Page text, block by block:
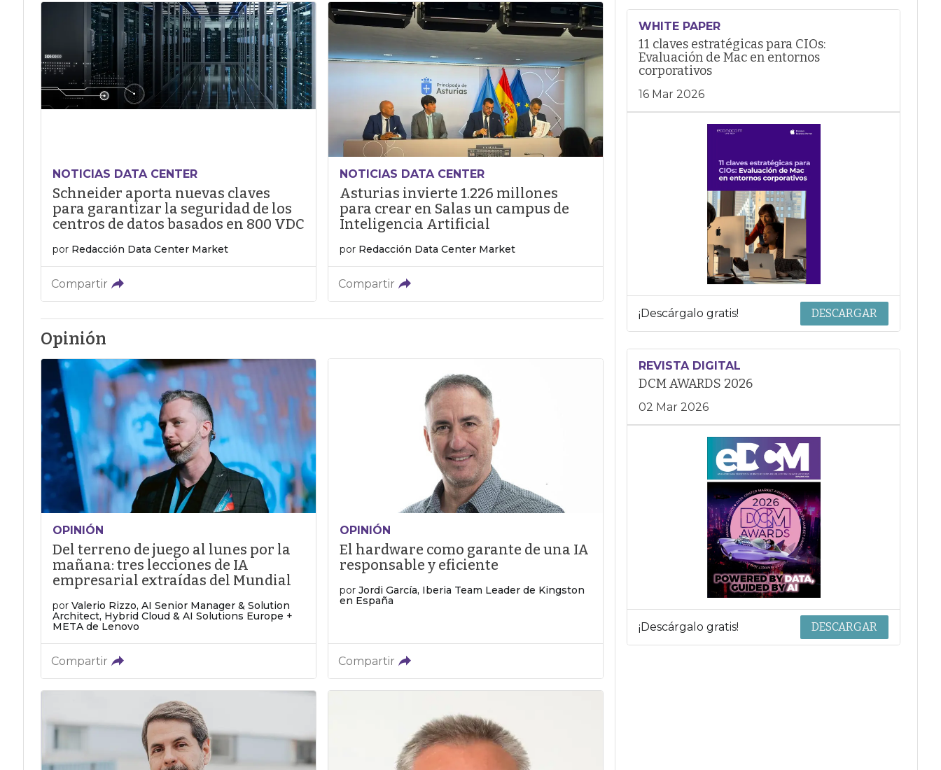
NOTICIAS DATA CENTER
Schneider aporta nuevas claves
para garantizar la seguridad de los
centros de datos basados en 800 VDC
por Redacción Data Center Market
Compartir
NOTICIAS DATA CENTER
Asturias invierte 1.226 millones
para crear en Salas un campus de
Inteligencia Artificial
por Redacción Data Center Market
Compartir
Opinión
OPINIÓN
Del terreno de juego al lunes por la
mañana: tres lecciones de IA
empresarial extraídas del Mundial
por Valerio Rizzo, AI Senior Manager & Solution
Architect, Hybrid Cloud & AI Solutions Europe +
META de Lenovo
Compartir
OPINIÓN
El hardware como garante de una IA
responsable y eficiente
por Jordi García, Iberia Team Leader de Kingston
en España
Compartir
WHITE PAPER
11 claves estratégicas para CIOs:
Evaluación de Mac en entornos
corporativos
16 Mar 2026
¡Descárgalo gratis! DESCARGAR
REVISTA DIGITAL
DCM AWARDS 2026
02 Mar 2026
¡Descárgalo gratis! DESCARGAR